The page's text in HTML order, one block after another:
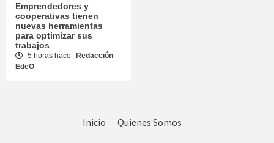
Emprendedores y
cooperativas tienen
nuevas herramientas
para optimizar sus
trabajos
5 horas hace
Redacción
EdeO
Inicio Quienes Somos